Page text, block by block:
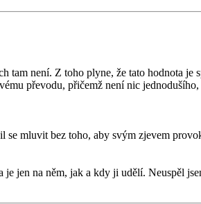
není. Z toho plyne, že tato hodnota
převodu, přičemž není nic
mluvit bez toho, aby svým zjevem
jen na něm, jak a kdy ji udělí. Neuspěl